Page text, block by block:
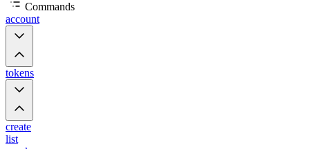
Commands
account
tokens
create
list